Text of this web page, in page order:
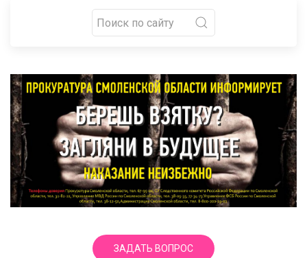
ЗАДАТЬ ВОПРОС